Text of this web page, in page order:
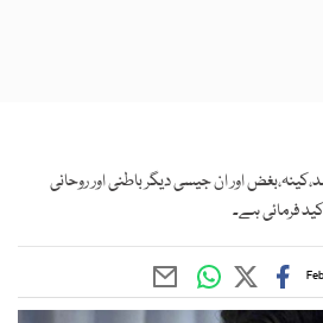
اور ان جیسی دیگر باطنی اور روحانی
فرمائی ہے۔